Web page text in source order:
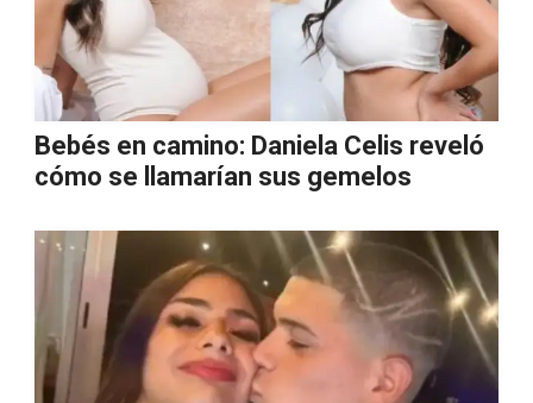
Bebés en camino: Daniela Celis reveló
cómo se llamarían sus gemelos